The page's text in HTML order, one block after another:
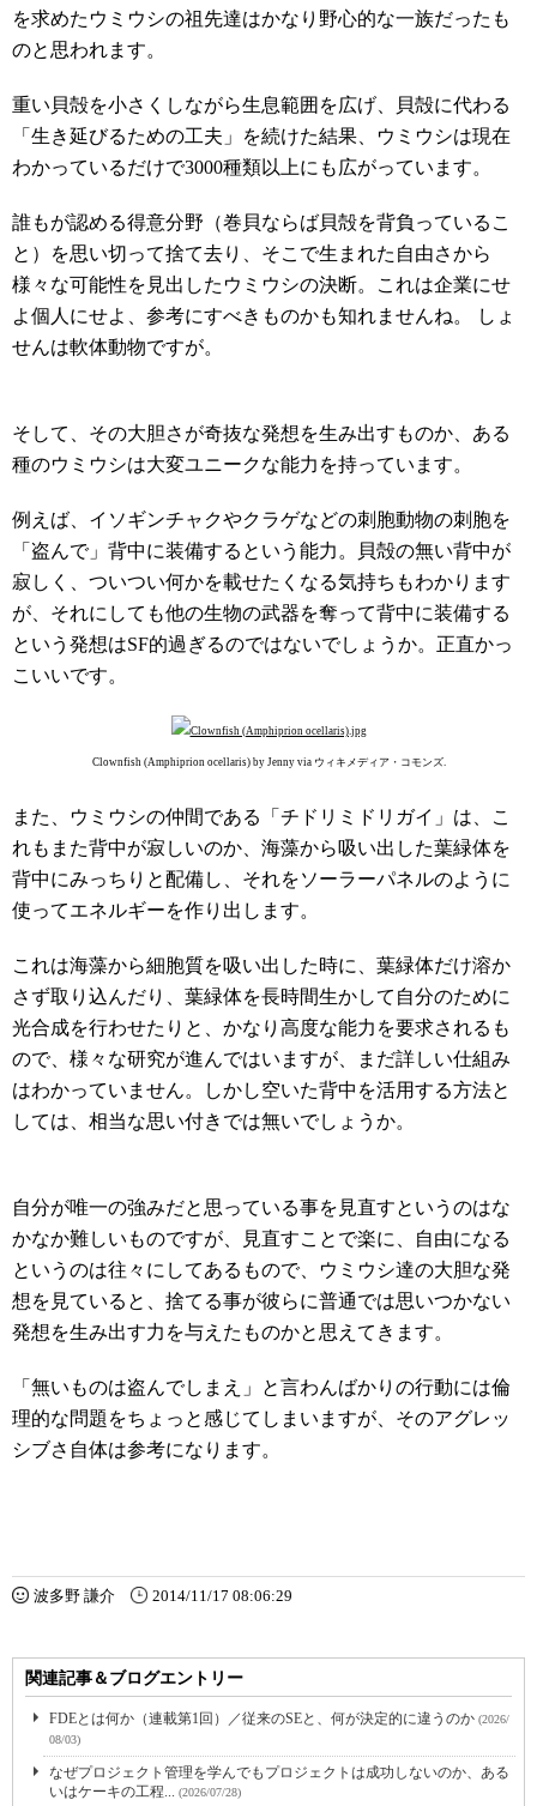
を求めたウミウシの祖先達はかなり野心的な一族だったも
のと思われます。
重い貝殻を小さくしながら生息範囲を広げ、貝殻に代わる
「生き延びるための工夫」を続けた結果、ウミウシは現在
わかっているだけで3000種類以上にも広がっています。
誰もが認める得意分野（巻貝ならば貝殻を背負っているこ
と）を思い切って捨て去り、そこで生まれた自由さから
様々な可能性を見出したウミウシの決断。これは企業にせ
よ個人にせよ、参考にすべきものかも知れませんね。 しょ
せんは軟体動物ですが。
そして、その大胆さが奇抜な発想を生み出すものか、ある
種のウミウシは大変ユニークな能力を持っています。
例えば、イソギンチャクやクラゲなどの刺胞動物の刺胞を
「盗んで」背中に装備するという能力。貝殻の無い背中が
寂しく、ついつい何かを載せたくなる気持ちもわかります
が、それにしても他の生物の武器を奪って背中に装備する
という発想はSF的過ぎるのではないでしょうか。正直かっ
こいいです。
Clownfish (Amphiprion ocellaris) by Jenny via ウィキメディア・コモンズ.
また、 ウミウシの仲間である
「チドリミドリガイ」は、こ
れもまた背中が寂しいのか、海藻から吸い出した葉緑体を
背中にみっちりと配備し、それをソーラーパネルのように
使ってエネルギーを作り出します。
これは海藻から細胞質を吸い出した時に、葉緑体だけ溶か
さず取り込んだり、葉緑体を長時間生かして自分のために
光合成を行わせたりと、かなり高度な能力を要求されるも
ので、様々な研究が進んではいますが、まだ詳しい仕組み
はわかっていません。しかし空いた背中を活用する方法と
しては、相当な思い付きでは無いでしょうか。
自分が唯一の強みだと思っている事を見直すというのはな
かなか難しいものですが、見直すことで楽に、自由になる
というのは往々にしてあるもので、ウミウシ達の大胆な発
想を見ていると、捨てる事が彼らに普通では思いつかない
発想を生み出す力を与えたものかと思えてきます。
「無いものは盗んでしまえ」と言わんばかりの行動には倫
理的な問題をちょっと感じてしまいますが、そのアグレッ
シブさ自体は参考になります。
波多野 謙介 2014/11/17 08:06:29
関連記事＆ブログエントリー
FDEとは何か（連載第1回）／従来のSEと、何が決定的に違うのか (2026/
08/03)
なぜプロジェクト管理を学んでもプロジェクトは成功しないのか、ある
いはケーキの工程... (2026/07/28)